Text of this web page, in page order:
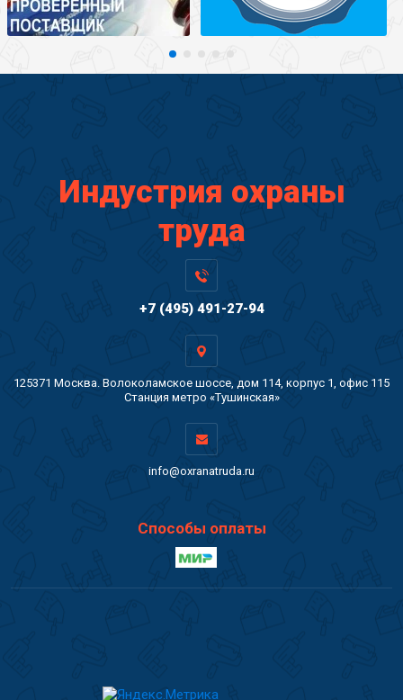
Индустрия охраны
труда
+7 (495) 491-27-94
125371 Москва. Волоколамское шоссе, дом 114, корпус 1, офис 115
Станция метро «Тушинская»
info@oxranatruda.ru
Способы оплаты